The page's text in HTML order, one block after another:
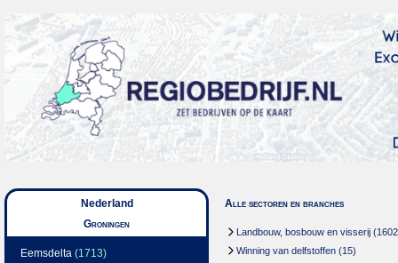
Nederland
Groningen
Eemsdelta (1713)
Alle sectoren en branches
Landbouw, bosbouw en visserij
Winning van delfstoffen (15)